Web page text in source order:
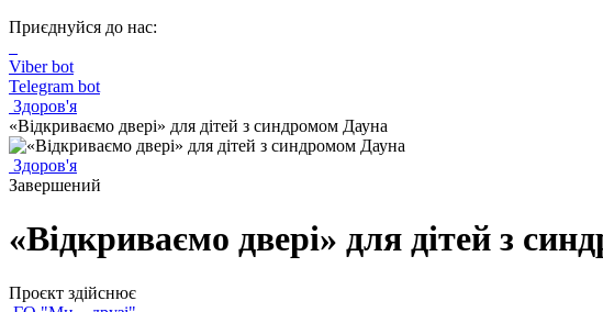
Приєднуйся до нас:
Viber bot
Telegram bot
Здоров'я
«Відкриваємо двері» для дітей з синдромом Дауна
Здоров'я
Завершений
«Відкриваємо двері» для дітей з
Проєкт здійснює